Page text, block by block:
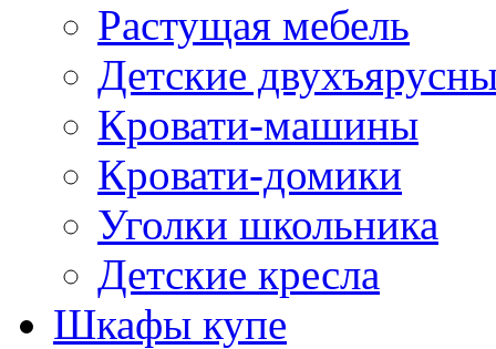
Растущая мебель
Детские
Кровати-машины
Кровати-домики
Уголки школьника
Детские кресла
Шкафы купе